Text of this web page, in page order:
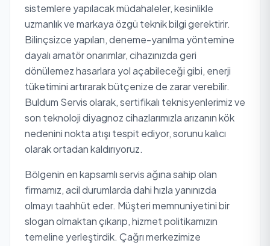
sistemlere yapılacak müdahaleler, kesinlikle
uzmanlık ve markaya özgü teknik bilgi gerektirir.
Bilinçsizce yapılan, deneme-yanılma yöntemine
dayalı amatör onarımlar, cihazınızda geri
dönülemez hasarlara yol açabileceği gibi, enerji
tüketimini artırarak bütçenize de zarar verebilir.
Buldum Servis olarak, sertifikalı teknisyenlerimiz ve
son teknoloji diyagnoz cihazlarımızla arızanın kök
nedenini nokta atışı tespit ediyor, sorunu kalıcı
olarak ortadan kaldırıyoruz.
Bölgenin en kapsamlı servis ağına sahip olan
firmamız, acil durumlarda dahi hızla yanınızda
olmayı taahhüt eder. Müşteri memnuniyetini bir
slogan olmaktan çıkarıp, hizmet politikamızın
temeline yerleştirdik. Çağrı merkezimize